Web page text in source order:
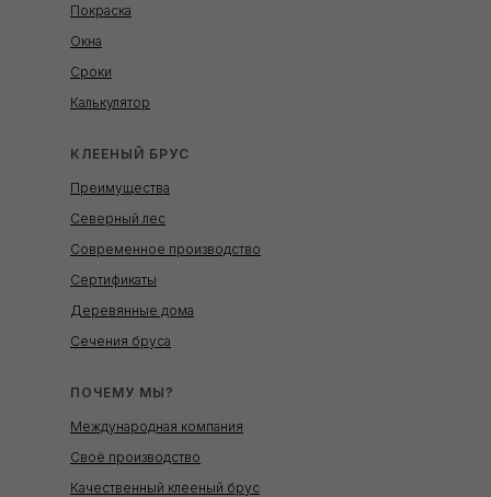
Покраска
Окна
Сроки
Калькулятор
КЛЕЕНЫЙ БРУС
Преимущества
Северный лес
Современное производство
Сертификаты
Деревянные дома
Сечения бруса
ПОЧЕМУ МЫ?
Международная компания
Своё производство
Качественный клееный брус